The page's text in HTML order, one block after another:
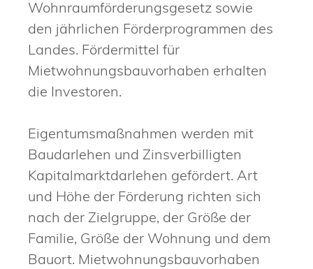
Wohnraumförderungsgesetz sowie
den jährlichen Förderprogrammen des
Landes. Fördermittel für
Mietwohnungsbauvorhaben erhalten
die Investoren.
Eigentumsmaßnahmen werden mit
Baudarlehen und Zinsverbilligten
Kapitalmarktdarlehen gefördert. Art
und Höhe der Förderung richten sich
nach der Zielgruppe, der Größe der
Familie, Größe der Wohnung und dem
Bauort. Mietwohnungsbauvorhaben